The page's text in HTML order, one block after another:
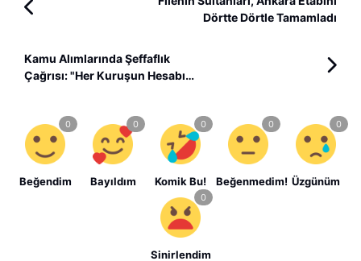
Dörtte Dörtle Tamamladı
Kamu Alımlarında Şeffaflık
Çağrısı: "Her Kuruşun Hesabı
Beğendim Bayıldım Komik Bu! Beğenmedim! Üzgünüm
Sinirlendim